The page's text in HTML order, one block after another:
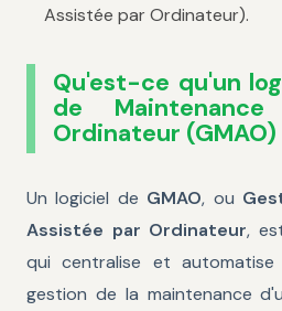
Assistée par Ordinateur).
Qu'est-ce qu'un
de
Ordinateur (GMAO)
Un logiciel de GMAO, ou
Assistée par Ordinateur,
qui centralise et
gestion de la maintenance